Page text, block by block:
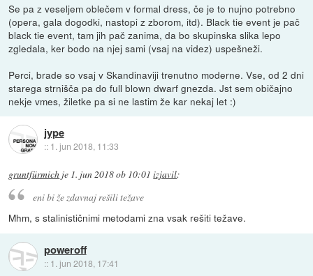
Se pa z veseljem oblečem v formal dress, če je to nujno potrebno
(opera, gala dogodki, nastopi z zborom, itd). Black tie event je pač
black tie event, tam jih pač zanima, da bo skupinska slika lepo
zgledala, ker bodo na njej sami (vsaj na videz) uspešneži.
Perci, brade so vsaj v Skandinaviji trenutno moderne. Vse, od 2 dni
starega strnišča pa do full blown dwarf gnezda. Jst sem običajno
nekje vmes, žiletke pa si ne lastim že kar nekaj let :)
jype
:: 1. jun 2018, 11:33
gruntfürmich je 1. jun 2018 ob 10:01 izjavil:
eni bi že zdavnaj rešili težave
Mhm, s stalinističnimi metodami zna vsak rešiti težave.
poweroff
:: 1. jun 2018, 17:41